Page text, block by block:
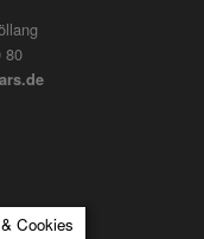
80
Cookies